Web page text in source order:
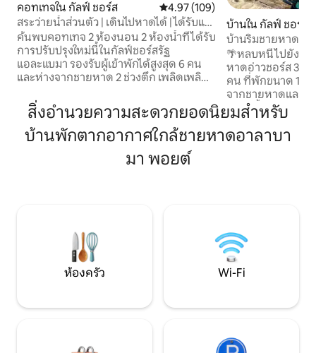
คอทเทจใน กัลฟ์ ชอร์ส คะแนนเฉลี่ย 4.97 จาก 5, 109 รีวิว
4.97 (109)
สระว่ายน้ำส่วนตัว | เดินไปหาดได้ | ได้รับแรง
บันดาลใจจากนักออกแบบ
ค้นพบคอทเทจ 2 ห้องนอน 2 ห้องน้ำที่ได้รับ
การปรับปรุงใหม่นี้ในกัลฟ์ชอร์สรัฐ
แอละแบมา รองรับผู้เข้าพักได้สูงสุด 6 คน
และห่างจากชายหาด 2 ช่วงตึก เพลิดเพลิน
ว่ายน้ำอุ่นและลิฟท์กระเป๋าเดินทาง เหมาะ
อย่างยิ่งสำหรับครอบครัวคู่รักหรือเพื่อนๆ
นอกจากนี้ยังสามารถเดินไปยัง The
Hangout ได้ ผ่อนคลายอย่างมีสไตล์และ
ความสะดวกสบายสร้างความทรงจำที่น่า
บ้านใน กัลฟ์ ชอร์ส
บ้านริมชายหาดพร้
เตาผิง
🌴หลบหนีไปยัง
หาดอ่าวชอร์ส 3 ห้
คน ที่พักขนาด
จากชายหาดและลิ
มีอ่างน้ำร้อนส่วนตั
ห้องครัวสำหรับนัก
สำหรับทุกคนด้วยอ
สิ่งอำนวยความสะดวกยอดนิยมสำหรับ
บ้านพักตากอากาศใกล้ชายหาดอาลาบา
มา พอยต์
ห้องครัว Wi-Fi